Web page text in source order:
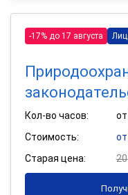
-17% до 17 августа
Кол-во часов:
Стоимость:
Старая цена: